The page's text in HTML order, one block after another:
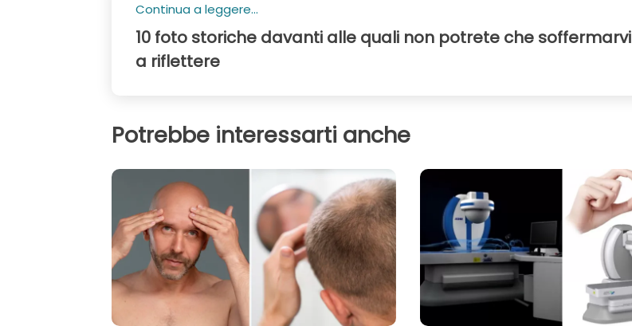
Continua a leggere...
10 foto storiche davanti alle quali non potrete che soffermarvi
a riflettere
Potrebbe interessarti anche